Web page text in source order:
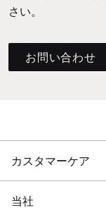
さい。
お問い合わせ
カスタマーケア
当社